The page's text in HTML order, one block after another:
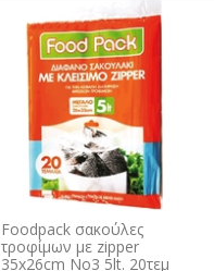
Foodpack σακούλες
τροφίμων με zipper
35x26cm Νo3 5lt. 20τεμ